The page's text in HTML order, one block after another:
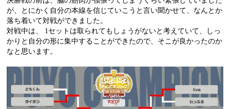
が、とにかく自分の本線を信じていこうと言い聞かせて、なんとか
落ち着いて対戦ができました。
対戦中は、 1セットは取られてもしょうがないと考えていて、しっ
かりと自分の形に集中することができたので、そこが良かったのか
なと思います。